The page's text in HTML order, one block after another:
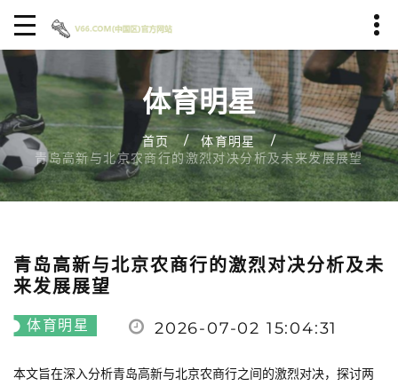
体育明星
首页
体育明星
青岛高新与北京农商行的激烈对决分析及未来发展展望
青岛高新与北京农商行的激烈对决分析及未
来发展展望
体育明星 2026-07-02 15:04:31
本文旨在深入分析青岛高新与北京农商行之间的激烈对决，探讨两